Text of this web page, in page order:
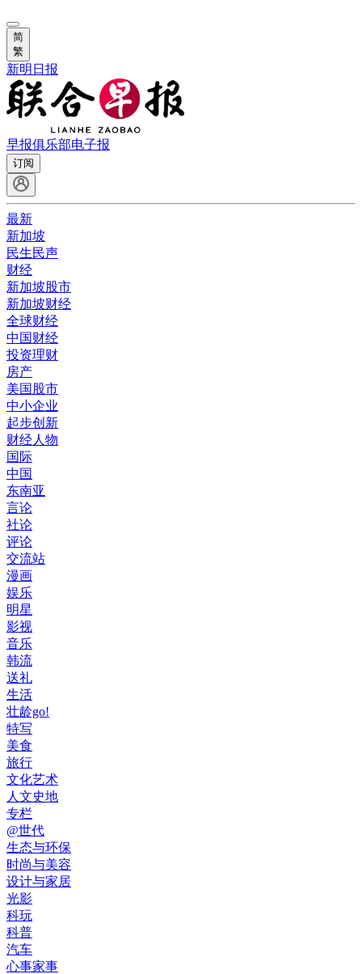
简
繁
新明日报
早报俱乐部电子报
订阅
最新
新加坡
民生民声
财经
新加坡股市
新加坡财经
全球财经
中国财经
投资理财
房产
美国股市
中小企业
起步创新
财经人物
国际
中国
东南亚
言论
社论
评论
交流站
漫画
娱乐
明星
影视
音乐
韩流
送礼
生活
壮龄go!
特写
美食
旅行
文化艺术
人文史地
专栏
@世代
生态与环保
时尚与美容
设计与家居
光影
科玩
科普
汽车
心事家事